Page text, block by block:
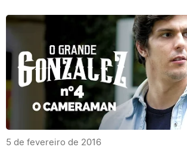
5 de fevereiro de 2016